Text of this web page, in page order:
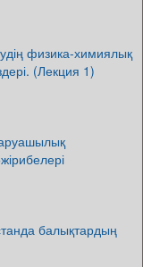
физика-химиялық
(Лекция 1)
балықтардың